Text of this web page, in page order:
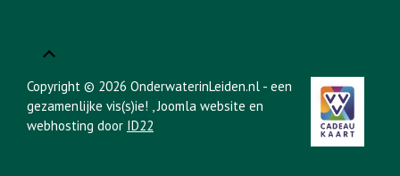
Copyright © 2026 OnderwaterinLeiden.nl - een
gezamenlijke vis(s)ie! , Joomla website en
webhosting door ID22